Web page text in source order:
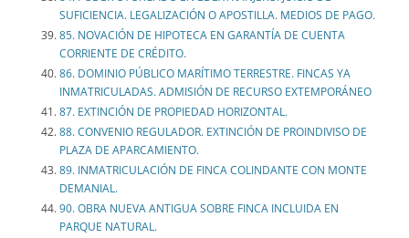
SUFICIENCIA. LEGALIZACIÓN O APOSTILLA. MEDIOS DE PAGO.
85. NOVACIÓN DE HIPOTECA EN GARANTÍA DE CUENTA
CORRIENTE DE CRÉDITO.
86. DOMINIO PÚBLICO MARÍTIMO TERRESTRE. FINCAS YA
INMATRICULADAS. ADMISIÓN DE RECURSO EXTEMPORÁNEO
87. EXTINCIÓN DE PROPIEDAD HORIZONTAL.
88. CONVENIO REGULADOR. EXTINCIÓN DE PROINDIVISO DE
PLAZA DE APARCAMIENTO.
89. INMATRICULACIÓN DE FINCA COLINDANTE CON MONTE
DEMANIAL.
90. OBRA NUEVA ANTIGUA SOBRE FINCA INCLUIDA EN
PARQUE NATURAL.